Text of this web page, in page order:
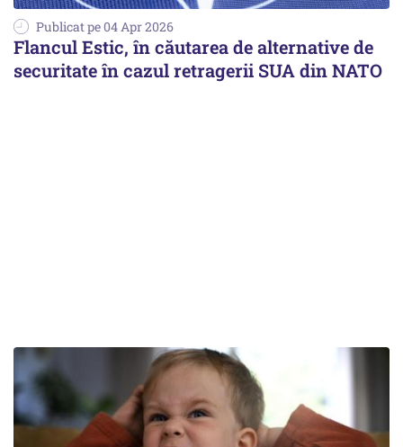
Publicat pe 04 Apr 2026
Flancul Estic, în căutarea de alternative de
securitate în cazul retragerii SUA din NATO